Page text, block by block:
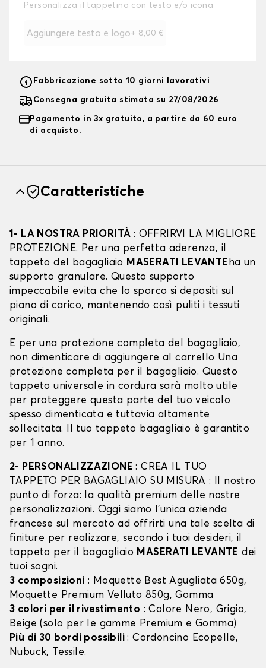
Personalizza il tappetino con testo e/o icona
Aggiungere testo e logo+ 8,00 €
Fabbricazione sotto 10 giorni lavorativi
Consegna gratuita stimata su 27/08/2026
Pagamento in 3x gratuito, a partire da 60 euro
di acquisto.
Caratteristiche
1- LA NOSTRA PRIORITÀ : OFFRIRVI LA MIGLIORE
PROTEZIONE. Per una perfetta aderenza, il
tappeto del bagagliaio MASERATI LEVANTEha un
supporto granulare. Questo supporto
impeccabile evita che lo sporco si depositi sul
piano di carico, mantenendo così puliti i tessuti
originali.
E per una protezione completa del bagagliaio,
non dimenticare di aggiungere al carrello Una
protezione completa per il bagagliaio. Questo
tappeto universale in cordura sarà molto utile
per proteggere questa parte del tuo veicolo
spesso dimenticata e tuttavia altamente
sollecitata. Il tuo tappeto bagagliaio è garantito
per 1 anno.
2- PERSONALIZZAZIONE: CREA IL TUO
TAPPETO PER BAGAGLIAIO SU MISURA : Il nostro
punto di forza: la qualità premium delle nostre
personalizzazioni. Oggi siamo l’unica azienda
francese sul mercato ad offrirti una tale scelta di
finiture per realizzare, secondo i tuoi desideri, il
tappeto per il bagagliaio MASERATI LEVANTE dei
tuoi sogni.
3 composizioni : Moquette Best Agugliata 650g,
Moquette Premium Velluto 850g, Gomma
3 colori per il rivestimento : Colore Nero, Grigio,
Beige (solo per le gamme Premium e Gomma)
Più di 30 bordi possibili: Cordoncino Ecopelle,
Nubuck, Tessile.